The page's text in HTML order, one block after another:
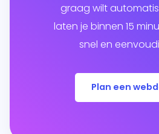
graag wilt
laten je binnen 15
snel en
Plan een